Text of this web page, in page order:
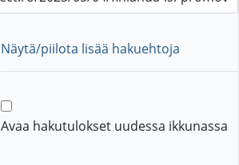
Näytä/piilota lisää hakuehtoja
Avaa hakutulokset uudessa ikkunassa